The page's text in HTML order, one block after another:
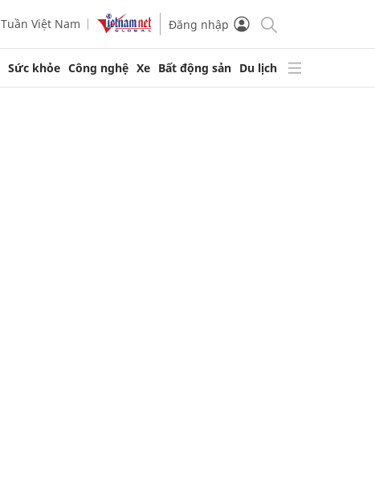
Tuần Việt Nam Đăng nhập
Sức khỏe Công nghệ Xe Bất động sản Du lịch